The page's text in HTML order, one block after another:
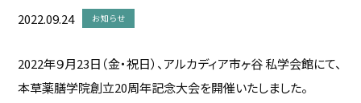
2022.09.24 お知らせ
2022年９月23日（金・祝日）、アルカディア市ヶ谷 私学会館にて、
本草薬膳学院創立20周年記念大会を開催いたしました。